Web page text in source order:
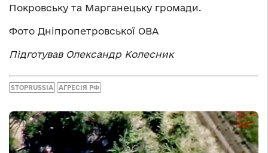
Покровську та Марганецьку громади.
Фото Дніпропетровської ОВА
Підготував Олександр Колесник
STOPRUSSIA АГРЕСІЯ РФ